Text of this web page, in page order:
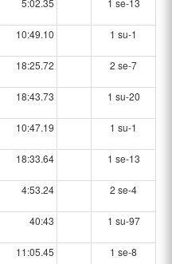
10:49.10 1 su-1
18:25.72 2 se-7
18:43.73 1 su-20
10:47.19 1 su-1
18:33.64 1 se-13
4:53.24 2 se-4
40:43 1 su-97
11:05.45 1 se-8